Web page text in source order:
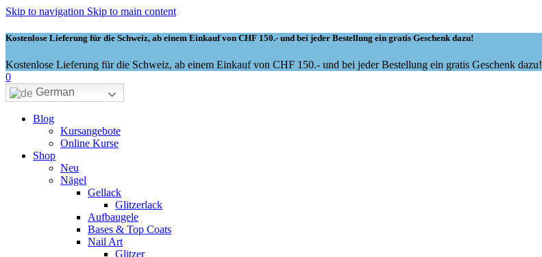
Skip to navigation Skip to main content
Kostenlose Lieferung für die Schweiz, ab einem Einkauf von CHF 150.- und bei jeder Bestellung ein gratis Geschenk dazu!
Kostenlose Lieferung für die Schweiz, ab einem Einkauf von CHF 150.- und bei jeder Bestellung ein gratis Geschenk dazu!
0
German
Blog
Kursangebote
Online Kurse
Shop
Neu
Nägel
Gellack
Glitzerlack
Aufbaugele
Bases & Top Coats
Nail Art
Glitzer